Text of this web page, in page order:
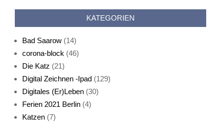
Live-Cat
KATEGORIEN
Bad Saarow (14)
corona-block (46)
Die Katz (21)
Digital Zeichnen -Ipad (129)
Digitales (Er)Leben (30)
Ferien 2021 Berlin (4)
Katzen (7)